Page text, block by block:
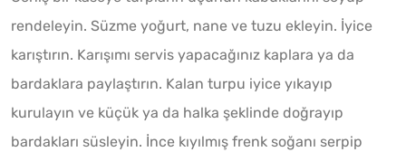
rendeleyin. Süzme yoğurt, nane ve tuzu ekleyin. İyice
karıştırın. Karışımı servis yapacağınız kaplara ya da
bardaklara paylaştırın. Kalan turpu iyice yıkayıp
kurulayın ve küçük ya da halka şeklinde doğrayıp
bardakları süsleyin. İnce kıyılmış frenk soğanı serpip